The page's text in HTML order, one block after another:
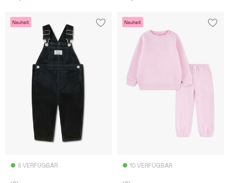
Neuheit
8 VERFÜGBAR
Neuheit
10 VERFÜGBAR